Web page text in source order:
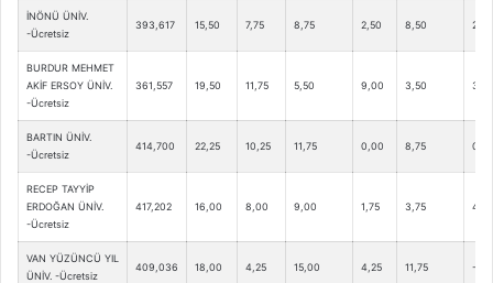
İNÖNÜ ÜNİV.
-Ücretsiz
393,617 15,50 7,75 8,75 2,50 8,50 2,25
BURDUR MEHMET
AKİF ERSOY ÜNİV.
-Ücretsiz
361,557 19,50 11,75 5,50 9,00 3,50
BARTIN ÜNİV.
-Ücretsiz
414,700 22,25 10,25 11,75 0,00 8,75
RECEP TAYYİP
ERDOĞAN ÜNİV.
-Ücretsiz
417,202 16,00 8,00 9,00 1,75 3,75
VAN YÜZÜNCÜ YIL
ÜNİV. -Ücretsiz
409,036 18,00 4,25 15,00 4,25 11,75 -